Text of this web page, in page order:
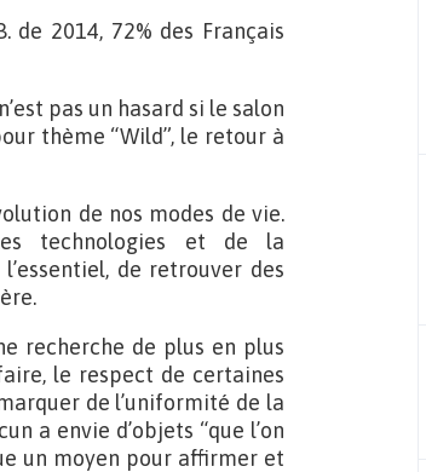
de 2014, 72% des Français
pas un hasard si le salon
thème “Wild”, le retour à
de nos modes de vie.
technologies et de la
de retrouver des
recherche de plus en plus
le respect de certaines
de l’uniformité de la
a envie d’objets “que l’on
un moyen pour affirmer et